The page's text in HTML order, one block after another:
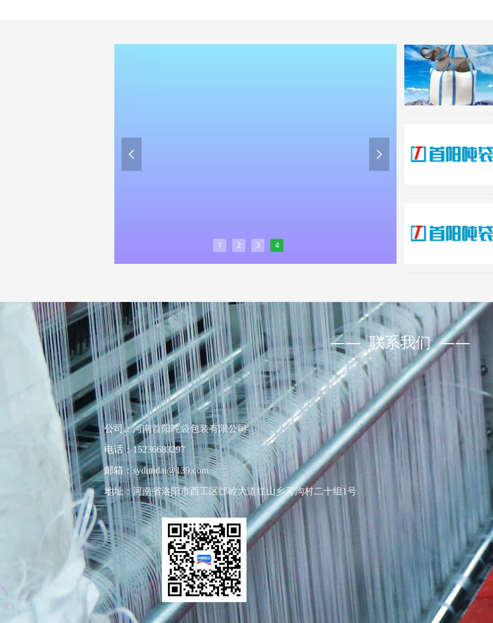
1 2 3 4
넳 넲
—— 联系我们 ——
公司：河南首阳吨袋包装有限公司
电话：15236683297
邮箱：sydundai@139.com
地址：河南省洛阳市西工区邙岭大道红山乡蒋沟村二十组1号